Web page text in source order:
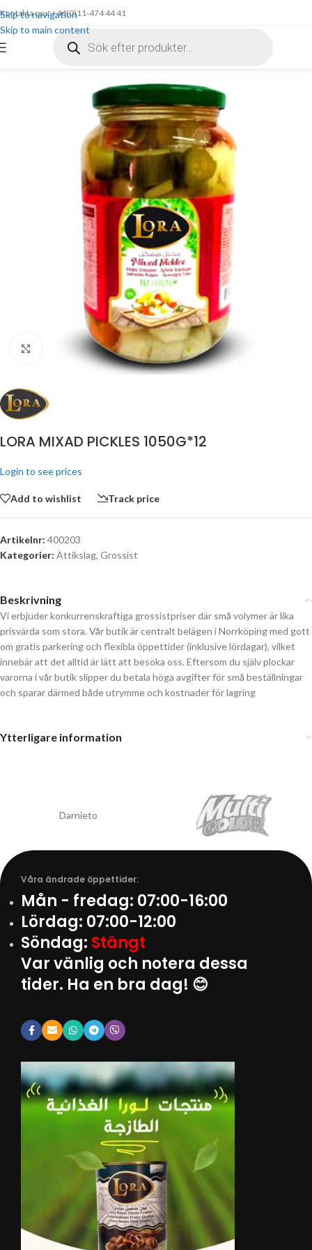
Skip to navigation
Skip to main content
Kontakta oss: +46(0)11-474 44 41
Click to enlarge
LORA MIXAD PICKLES 1050G*12
Login to see prices
Add to wishlist Track price
Artikelnr: 400203
Kategorier: Ättikslag, Grossist
Beskrivning
Vi erbjuder konkurrenskraftiga grossistpriser där små volymer är lika
prisvärda som stora. Vår butik är centralt belägen i Norrköping med gott
om gratis parkering och flexibla öppettider (inklusive lördagar), vilket
innebär att det alltid är lätt att besöka oss. Eftersom du själv plockar
varorna i vår butik slipper du betala höga avgifter för små beställningar
och sparar därmed både utrymme och kostnader för lagring
Ytterligare information
Darnieto
Våra ändrade öppettider:
Mån - fredag: 07:00-16:00
Lördag: 07:00-12:00
Söndag: Stängt
Var vänlig och notera dessa
tider. Ha en bra dag! 😊